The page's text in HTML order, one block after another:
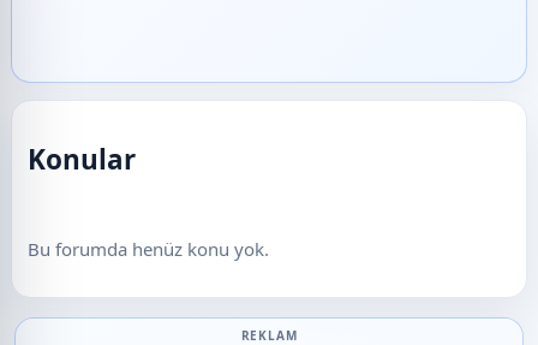
Konular
Bu forumda henüz konu yok.
REKLAM